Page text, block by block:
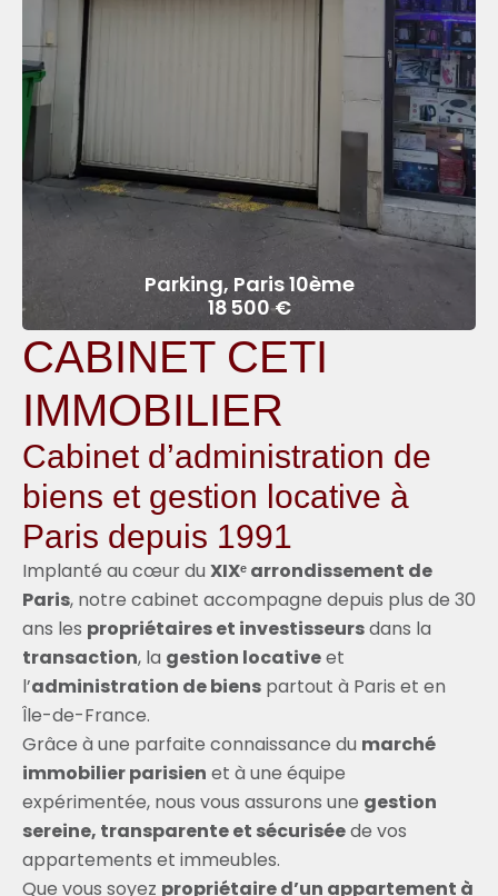
Parking, Paris 10ème
18 500 €
CABINET CETI
IMMOBILIER
Cabinet d’administration de
biens et gestion locative à
Paris depuis 1991
Implanté au cœur du XIXᵉ arrondissement de
Paris, notre cabinet accompagne depuis plus de 30
ans les propriétaires et investisseursdans la
transaction, la gestion locativeet
l’administration de biens partout à Paris et en
Île-de-France.
Grâce à une parfaite connaissance du marché
immobilier parisien et à une équipe
expérimentée, nous vous assurons une gestion
sereine, transparente et sécuriséede vos
appartements et immeubles.
Que vous soyez propriétaire d’un appartement à